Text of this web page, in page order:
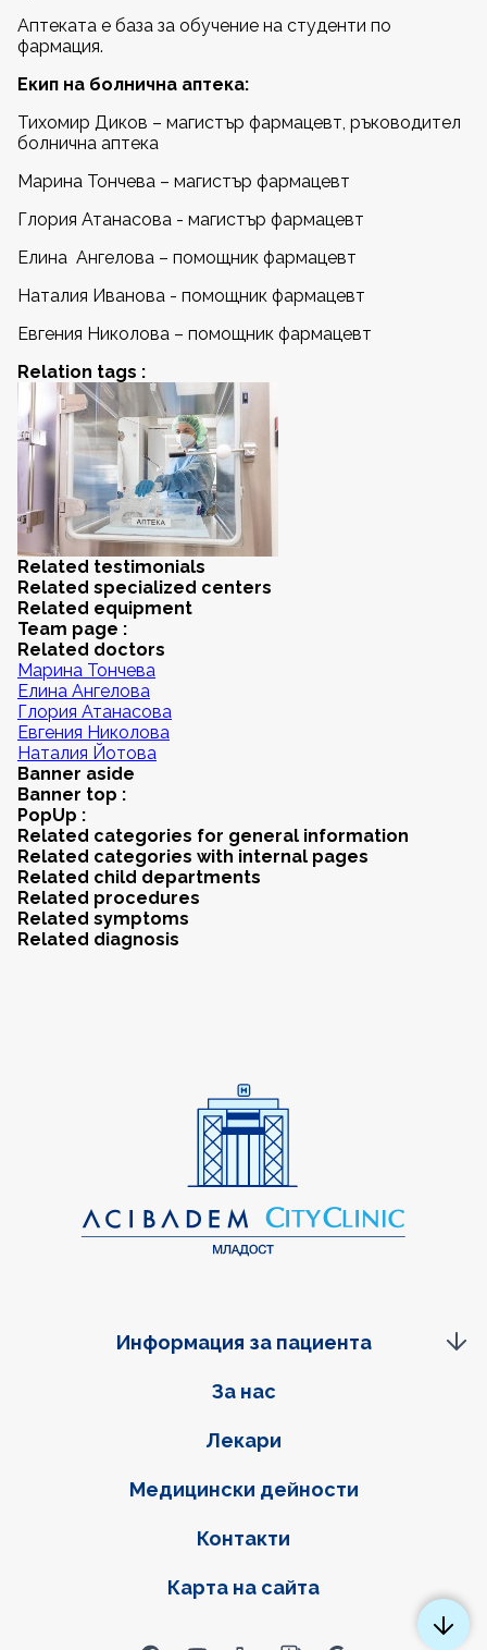
Аптеката е база за обучение на студенти по
фармация.
Екип на болнична аптека:
Тихомир Диков – магистър фармацевт, ръководител
болнична аптека
Марина Тончева – магистър фармацевт
Глория Атанасова - магистър фармацевт
Елина Ангелова – помощник фармацевт
Наталия Иванова - помощник фармацевт
Евгения Николова – помощник фармацевт
Relation tags :
Related testimonials
Related specialized centers
Related equipment
Team page :
Related doctors
Марина Тончева
Елина Ангелова
Глория Атанасова
Евгения Николова
Наталия Йотова
Banner aside
Banner top :
PopUp :
Related categories for general information
Related categories with internal pages
Related child departments
Related procedures
Related symptoms
Related diagnosis
Фуутер навигация
За нас
Лекари
Медицински дейности
Контакти
Карта на сайта
Информация за пациента